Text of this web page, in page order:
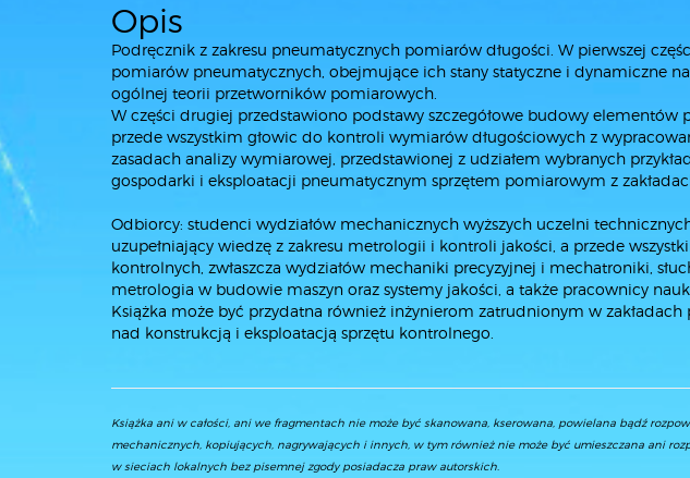
Opis
Podręcznik z zakresu pneumatycznych pomiarów długości. W pierwszej
pomiarów pneumatycznych, obejmujące ich stany statyczne i dynamiczne
ogólnej teorii przetworników pomiarowych.
W części drugiej przedstawiono podstawy szczegółowe budowy elementów
przede wszystkim głowic do kontroli wymiarów długościowych z
zasadach analizy wymiarowej, przedstawionej z udziałem wybranych
gospodarki i eksploatacji pneumatycznym sprzętem pomiarowym z
Odbiorcy: studenci wydziałów mechanicznych wyższych uczelni
uzupełniający wiedzę z zakresu metrologii i kontroli jakości, a przede
kontrolnych, zwłaszcza wydziałów mechaniki precyzyjnej i mechatroniki,
metrologia w budowie maszyn oraz systemy jakości, a także pracownicy
Książka może być przydatna również inżynierom zatrudnionym w
nad konstrukcją i eksploatacją sprzętu kontrolnego.
Książka ani w całości, ani we fragmentach nie może być skanowana, kserowana, powielana bądź
mechanicznych, kopiujących, nagrywających i innych, w tym również nie może być umieszczana ani
w sieciach lokalnych bez pisemnej zgody posiadacza praw autorskich.